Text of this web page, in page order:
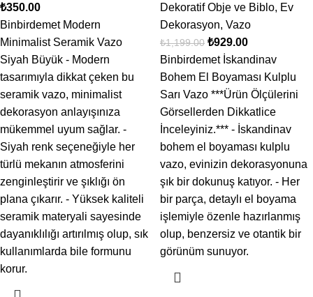
₺350.00
Binbirdemet Modern
Minimalist Seramik Vazo
Siyah Büyük - Modern
tasarımıyla dikkat çeken bu
seramik vazo, minimalist
dekorasyon anlayışınıza
mükemmel uyum sağlar. -
Siyah renk seçeneğiyle her
türlü mekanın atmosferini
zenginleştirir ve şıklığı ön
plana çıkarır. - Yüksek kaliteli
seramik materyali sayesinde
dayanıklılığı artırılmış olup, sık
kullanımlarda bile formunu
korur.
Dekoratif Obje ve Biblo, Ev
Dekorasyon, Vazo
₺1,199.00 ₺929.00
Binbirdemet İskandinav
Bohem El Boyaması Kulplu
Sarı Vazo ***Ürün Ölçülerini
Görsellerden Dikkatlice
İnceleyiniz.*** - İskandinav
bohem el boyaması kulplu
vazo, evinizin dekorasyonuna
şık bir dokunuş katıyor. - Her
bir parça, detaylı el boyama
işlemiyle özenle hazırlanmış
olup, benzersiz ve otantik bir
görünüm sunuyor.